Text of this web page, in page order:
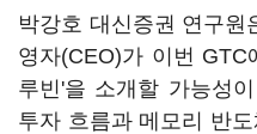
박강호 대신증권 연구원
영자(CEO)가 이번
루빈'을 소개할 가능성
투자 흐름과 메모리 반